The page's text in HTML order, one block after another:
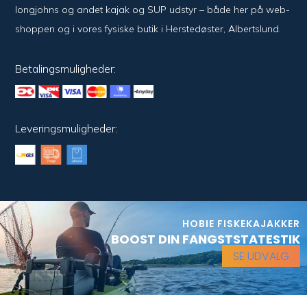
long­johns og andet kajak og SUP udstyr – både her på web­
shoppen og i vores fysiske butik i Her­sted­øster, Alberts­lund.
Betalingsmuligheder:
Leveringsmuligheder:
HOBIE FISKEKAJAKKER
BOOST DIN FANGSTSTATESTIK
SE UDVALG